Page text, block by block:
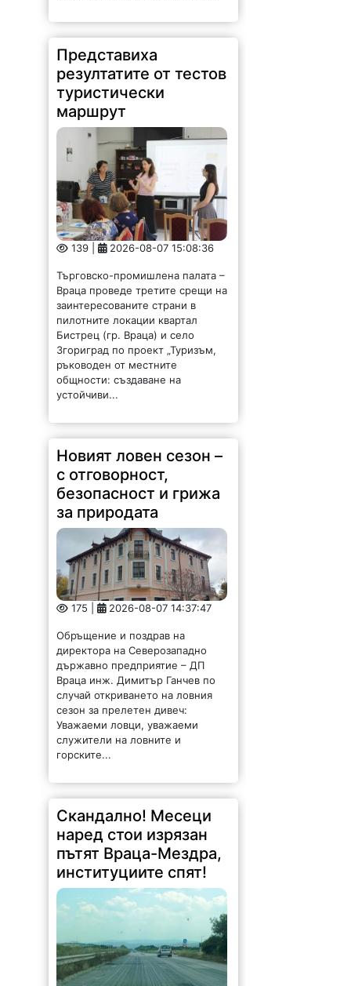
Представиха
резултатите от тестов
туристически
маршрут
139 | 2026-08-07 15:08:36
Търговско-промишлена палата –
Враца проведе третите срещи на
заинтересованите страни в
пилотните локации квартал
Бистрец (гр. Враца) и село
Згориград по проект „Туризъм,
ръководен от местните
общности: създаване на
устойчиви...
Новият ловен сезон –
с отговорност,
безопасност и грижа
за природата
175 | 2026-08-07 14:37:47
Обръщение и поздрав на
директора на Северозападно
държавно предприятие – ДП
Враца инж. Димитър Ганчев по
случай откриването на ловния
сезон за прелетен дивеч:
Уважаеми ловци, уважаеми
служители на ловните и
горските...
Скандално! Месеци
наред стои изрязан
пътят Враца-Мездра,
институциите спят!